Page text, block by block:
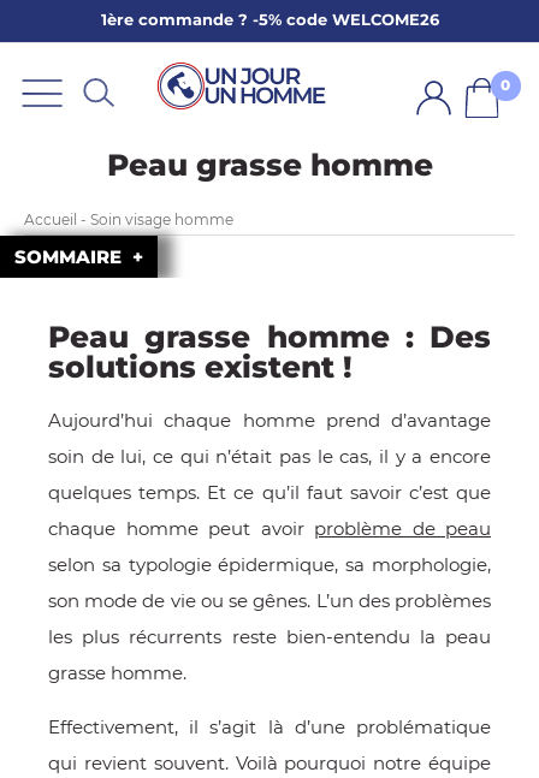
1ère commande ? -5% code WELCOME26
0
LA BARBE
Peau grasse homme
Accueil - Soin visage homme
SOMMAIRE
Peau grasse homme : Des
solutions existent !
Aujourd’hui chaque homme prend d’avantage
soin de lui, ce qui n’était pas le cas, il y a encore
quelques temps. Et ce qu’il faut savoir c’est que
chaque homme peut avoir problème de peau
selon sa typologie épidermique, sa morphologie,
son mode de vie ou se gênes. L’un des problèmes
les plus récurrents reste bien-entendu la peau
grasse homme.
Effectivement, il s’agit là d’une problématique
qui revient souvent. Voilà pourquoi notre équipe